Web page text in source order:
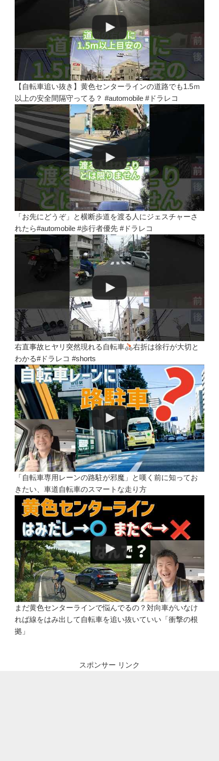
【自転車追い抜き】黄色センターラインの道路でも1.5ｍ
以上の安全間隔守ってる？ #automobile #ドラレコ
「お先にどうぞ」と横断歩道を渡る人にジェスチャーさ
れたら#automobile #歩行者優先 #ドラレコ
右直事故ヒヤリ突然現れる自転車
右折は徐行が大切と
わかる#ドラレコ #shorts
「自転車専用レーンの路駐が邪魔」と嘆く前に知ってお
きたい、車道自転車のスマートな走り方
まだ黄色センターラインで悩んでるの？対向車がいなけ
れば線をはみ出して自転車を追い抜いていい「衝撃の根
拠」
スポンサー リンク